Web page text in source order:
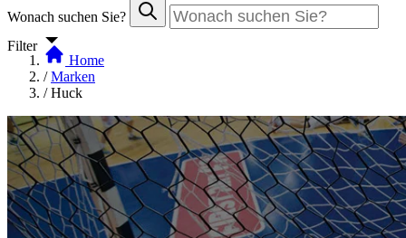
Wonach suchen Sie?
Filter
Home
/ Marken
/ Huck